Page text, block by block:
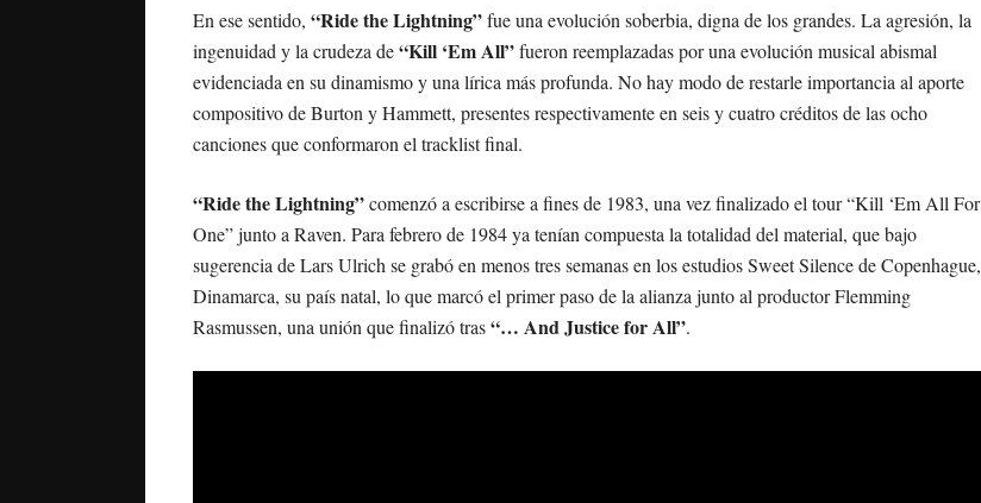
En ese sentido, “Ride the Lightning”fue una evolución soberbia, digna de los grandes. La agresión, la
ingenuidad y la crudeza de“Kill ‘Em All”fueron reemplazadas por una evolución musical abismal
evidenciada en su dinamismo y una lírica más profunda. No hay modo de restarle importancia al aporte
compositivo de Burton y Hammett, presentes respectivamente en seis y cuatro créditos de las ocho
canciones que conformaron el tracklist final.
“Ride the Lightning”comenzó a escribirse a fines de 1983, una vez finalizado el tour “Kill ‘Em All For
One” junto a Raven. Para febrero de 1984 ya tenían compuesta la totalidad del material, que bajo
sugerencia de Lars Ulrich se grabó en menos tres semanas en los estudios Sweet Silence de Copenhague,
Dinamarca, su país natal, lo que marcó el primer paso de la alianza junto al productor Flemming
Rasmussen, una unión que finalizó tras“… And Justice for All”.